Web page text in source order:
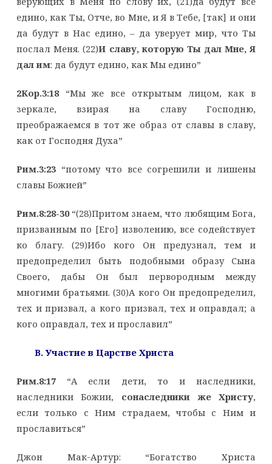
едино, как Ты, Отче, во Мне, и Я в Тебе, [так] и они
да будут в Нас едино, – да уверует мир, что Ты
послал Меня. (22)И славу, которую Ты дал Мне, Я
дал им: да будут едино, как Мы едино”
2Кор.3:18“Мы же все открытым лицом, как в
зеркале, взирая на славу Господню,
преображаемся в тот же образ от славы в славу,
как от Господня Духа”
Рим.3:23 “потому что все согрешили и лишены
славы Божией”
Рим.8:28-30“(28)Притом знаем, что любящим Бога,
призванным по [Его] изволению, все содействует
ко благу. (29)Ибо кого Он предузнал, тем и
предопределил быть подобными образу Сына
Своего, дабы Он был первородным между
многими братьями. (30)А кого Он предопределил,
тех и призвал, а кого призвал, тех и оправдал; а
кого оправдал, тех и прославил”
B. Участие в Царстве Христа
Рим.8:17“А если дети, то и наследники,
наследники Божии, сонаследники же Христу,
если только с Ним страдаем, чтобы с Ним и
прославиться”
Джон Мак-Артур: “Богатство Христа